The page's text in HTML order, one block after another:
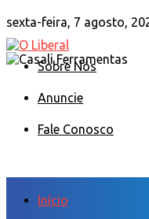
sexta-feira, 7 agosto,
Sobre Nós
Anuncie
Fale Conosco
Início